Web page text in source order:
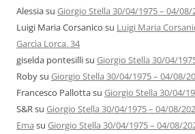
Alessiasu Giorgio Stella 30/04/1975 – 04/08/
Luigi Maria Corsanico su Luigi Maria
Garcìa Lorca. 34
giselda pontesillisu Giorgio Stella 30/04/
Robysu Giorgio Stella 30/04/1975 – 04/08/
Francesco Pallottasu Giorgio Stella 30/04/
S&Rsu Giorgio Stella 30/04/1975 – 04/08/
Ema su Giorgio Stella 30/04/1975 – 04/08/